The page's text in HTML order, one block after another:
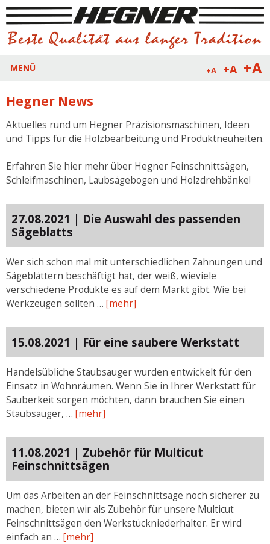
+A +A +A
MENÜ
Hegner News
Aktuelles rund um Hegner Präzisionsmaschinen, Ideen
und Tipps für die Holzbearbeitung und Produktneuheiten.
Erfahren Sie hier mehr über Hegner Feinschnittsägen,
Schleifmaschinen, Laubsägebogen und Holzdrehbänke!
27.08.2021 | Die Auswahl des passenden
Sägeblatts
Wer sich schon mal mit unterschiedlichen Zahnungen und
Sägeblättern beschäftigt hat, der weiß, wieviele
verschiedene Produkte es auf dem Markt gibt. Wie bei
Werkzeugen sollten … [mehr]
15.08.2021 | Für eine saubere Werkstatt
Handelsübliche Staubsauger wurden entwickelt für den
Einsatz in Wohnräumen. Wenn Sie in Ihrer Werkstatt für
Sauberkeit sorgen möchten, dann brauchen Sie einen
Staubsauger, … [mehr]
11.08.2021 | Zubehör für Multicut
Feinschnittsägen
Um das Arbeiten an der Feinschnittsäge noch sicherer zu
machen, bieten wir als Zubehör für unsere Multicut
Feinschnittsägen den Werkstückniederhalter. Er wird
einfach an … [mehr]